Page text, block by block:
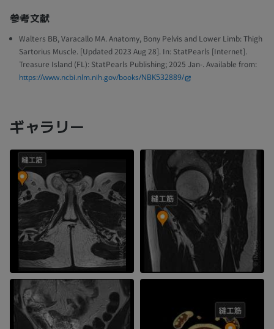
参考文献
Walters BB, Varacallo MA. Anatomy, Bony Pelvis and Lower Limb: Thigh
Sartorius Muscle. [Updated 2023 Aug 28]. In: StatPearls [Internet].
Treasure Island (FL): StatPearls Publishing; 2025 Jan-. Available from:
https://www.ncbi.nlm.nih.gov/books/NBK532889/
ギャラリー